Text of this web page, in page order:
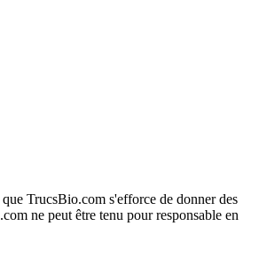
TrucsBio.com s'efforce de donner des
ne peut être tenu pour responsable en